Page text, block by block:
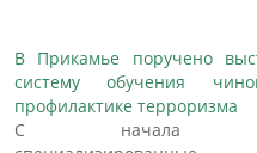
В Прикамье поручено
систему обучения
профилактике терроризма
С начала